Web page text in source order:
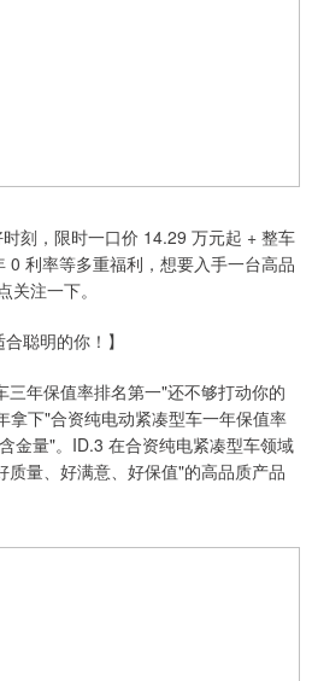
刻，限时一口价 14.29 万元起 + 整车
0 利率等多重福利，想要入手一台高品
关注一下。
聪明的你！】
年保值率排名第一"还不够打动你的
拿下"合资纯电动紧凑型车一年保值率
金量"。ID.3 在合资纯电紧凑型车领域
量、好满意、好保值"的高品质产品